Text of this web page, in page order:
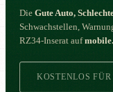
Die Gute Auto,
Schwachstellen,
RZ34-Inserat auf
KOSTENLOS